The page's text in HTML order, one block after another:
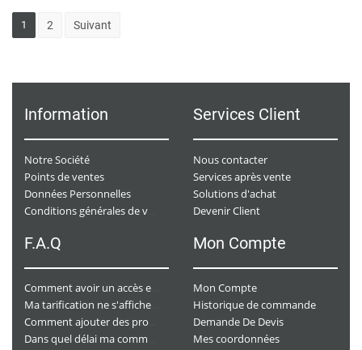
1 2 Suivant
Information
Notre Société
Points de ventes
Données Personnelles
Services Client
Nous contacter
Services après vente
Solutions d'achat
Devenir Client
F.A.Q Mon Compte
Mon Compte
Historique de commande
Demande De Devis
Mes coordonnées